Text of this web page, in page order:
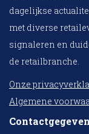
dagelijkse
met diverse
signaleren en
de retailbranche.
Onze
Algemene